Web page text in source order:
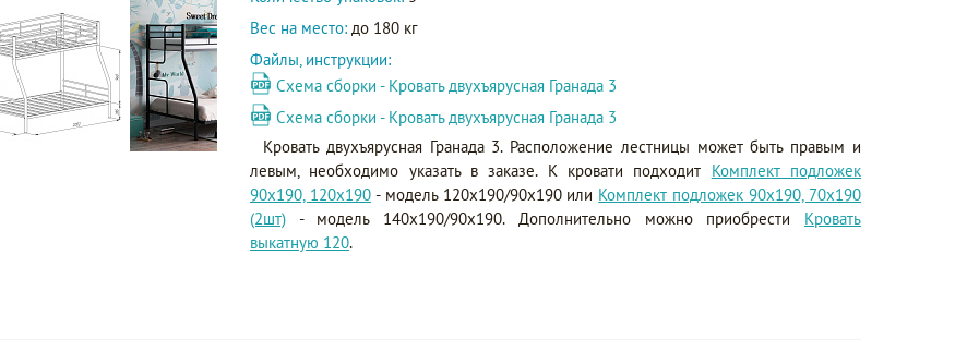
Вес на место: до 180 кг
Файлы, инструкции:
Схема сборки - Кровать двухъярусная Гранада 3
Схема сборки - Кровать двухъярусная Гранада 3
Кровать двухъярусная Гранада 3. Расположение лестницы может быть правым и
левым, необходимо указать в заказе. К кровати подходит Комплект подложек
90х190, 120х190- модель 120х190/90х190 или Комплект подложек 90х190, 70х190
(2шт) - модель 140х190/90х190. Дополнительно можно приобрести Кровать
выкатную 120.